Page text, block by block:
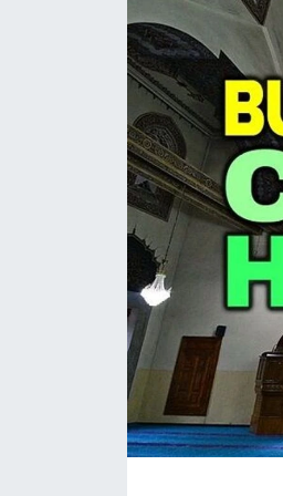
Magazin
Etkinlikler